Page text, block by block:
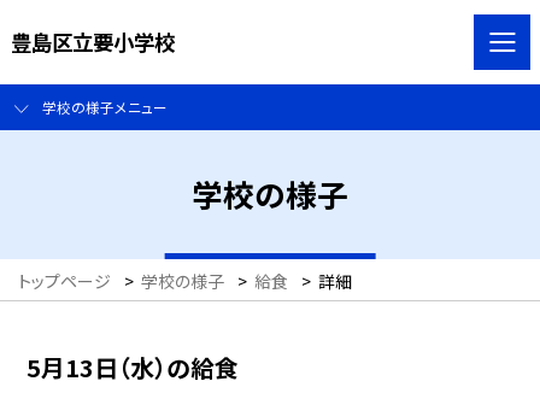
豊島区立要小学校
学校の様子メニュー
学校の様子
トップページ > 学校の様子 > 給食 > 詳細
5月13日（水）の給食